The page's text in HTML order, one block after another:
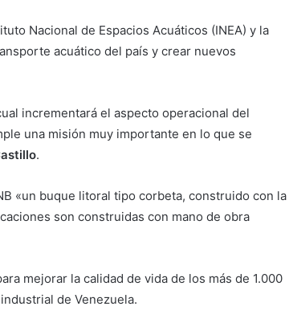
Nacional de Espacios Acuáticos (INEA) y la
acuático del país y crear nuevos
incrementará el aspecto operacional del
una misión muy importante en lo que se
.
«un buque litoral tipo corbeta, construido con la
son construidas con mano de obra
mejorar la calidad de vida de los más de 1.000
de Venezuela.